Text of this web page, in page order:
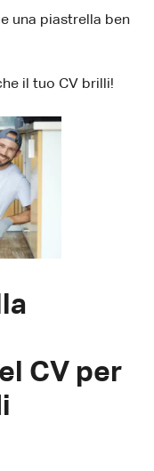
una piastrella ben
il tuo CV brilli!
CV per